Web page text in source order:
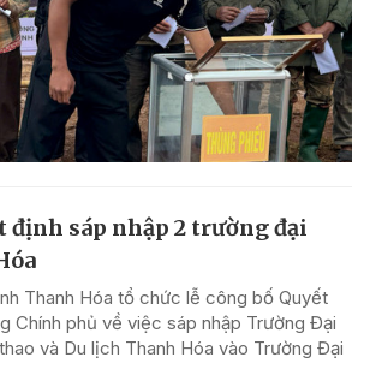
định sáp nhập 2 trường đại
Thanh Hóa tổ chức lễ công bố Quyết
Chính phủ về việc sáp nhập Trường Đại
và Du lịch Thanh Hóa vào Trường Đại